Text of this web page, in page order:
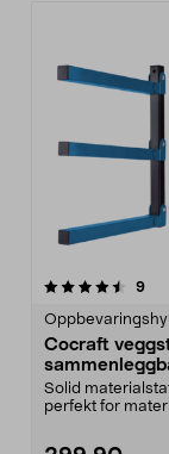
9
Cocraft
pakning
Solid
perfekt for
5.0 av 5